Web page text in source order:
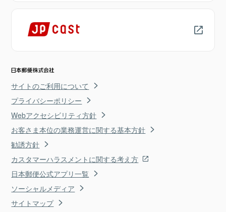
サイトのご利用について
プライバシーポリシー
Webアクセシビリティ方針
お客さま本位の業務運営に関する基本方針
勧誘方針
カスタマーハラスメントに関する考え方
日本郵便公式アプリ一覧
ソーシャルメディア
サイトマップ